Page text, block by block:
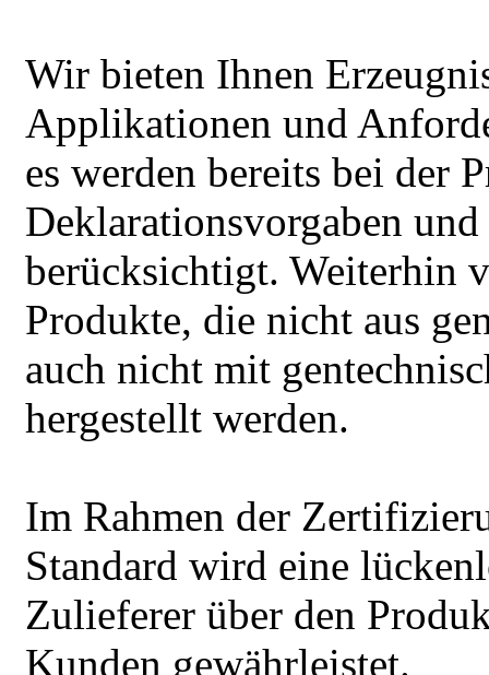
Wir bieten Ihnen
Applikationen und
es werden bereits bei der
Deklarationsvorgaben
berücksichtigt. Weiterhin
Produkte, die nicht aus
auch nicht mit
hergestellt werden.
Im Rahmen der
Standard wird eine
Zulieferer über den
Kunden gewährleistet.